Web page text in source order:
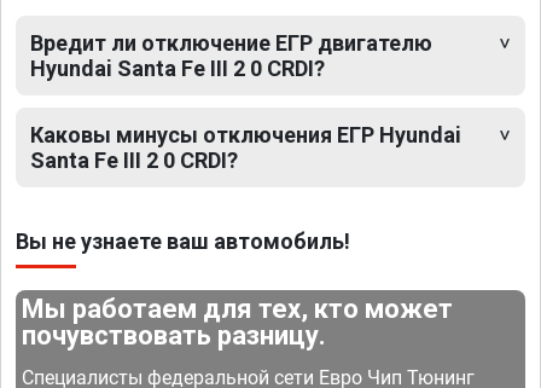
Вредит ли отключение ЕГР двигателю
Hyundai Santa Fe III 2 0 CRDI?
Каковы минусы отключения ЕГР Hyundai
Santa Fe III 2 0 CRDI?
Вы не узнаете ваш автомобиль!
Мы работаем для тех, кто может
почувствовать разницу.
Специалисты федеральной сети Евро Чип Тюнинг